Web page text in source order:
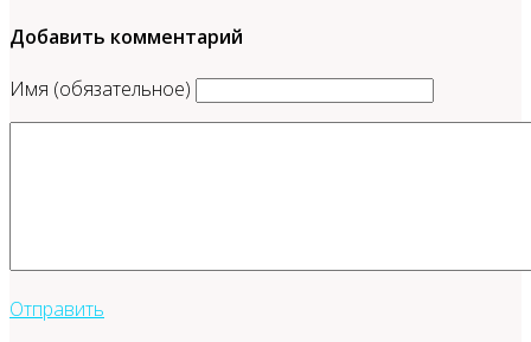
Добавить комментарий
Имя (обязательное)
Отправить